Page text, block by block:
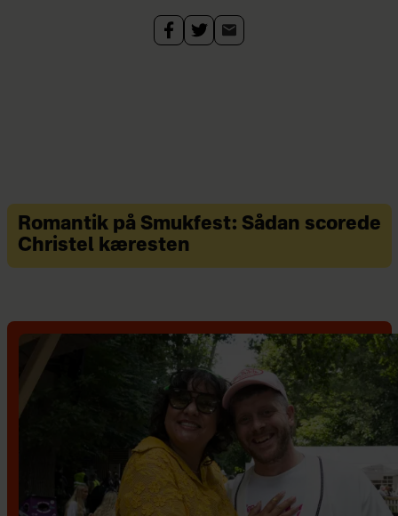
Romantik på Smukfest: Sådan scorede
Christel kæresten